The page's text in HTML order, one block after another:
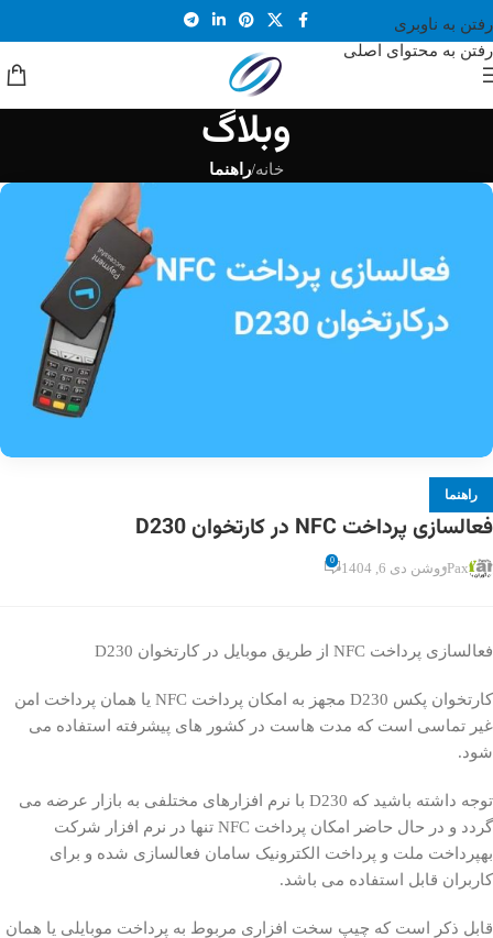
رفتن به ناوبری
رفتن به محتوای اصلی
وبلاگ
خانه/راهنما
راهنما
فعالسازی پرداخت NFC در کارتخوان D230
Paxروشن دی 6, 1404
0
فعالسازی پرداخت NFC از طریق موبایل در کارتخوان D230
کارتخوان پکس D230 مجهز به امکان پرداخت NFC یا همان پرداخت امن
غیر تماسی است که مدت هاست در کشور های پیشرفته استفاده می
شود.
توجه داشته باشید که D230 با نرم افزارهای مختلفی به بازار عرضه می
گردد و در حال حاضر امکان پرداخت NFC تنها در نرم افزار شرکت
بهپرداخت ملت و پرداخت الکترونیک سامان فعالسازی شده و برای
کاربران قابل استفاده می باشد.
قابل ذکر است که چیپ سخت افزاری مربوط به پرداخت موبایلی یا همان